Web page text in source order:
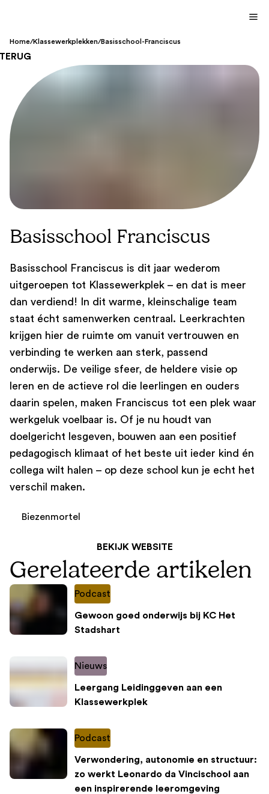
Home/Klassewerkplekken/Basisschool-Franciscus
Basisschool Franciscus
Basisschool Franciscus is dit jaar wederom
uitgeroepen tot Klassewerkplek – en dat is meer
dan verdiend! In dit warme, kleinschalige team
staat écht samenwerken centraal. Leerkrachten
krijgen hier de ruimte om vanuit vertrouwen en
verbinding te werken aan sterk, passend
onderwijs. De veilige sfeer, de heldere visie op
leren en de actieve rol die leerlingen en ouders
daarin spelen, maken Franciscus tot een plek waar
werkgeluk voelbaar is. Of je nu houdt van
doelgericht lesgeven, bouwen aan een positief
pedagogisch klimaat of het beste uit ieder kind én
collega wilt halen – op deze school kun je echt het
verschil maken.
Biezenmortel
BEKIJK WEBSITE
Gerelateerde artikelen
Podcast
Gewoon goed onderwijs bij KC Het
Stadshart
Nieuws
Leergang Leidinggeven aan een
Klassewerkplek
Podcast
Verwondering, autonomie en structuur:
zo werkt Leonardo da Vincischool aan
een inspirerende leeromgeving